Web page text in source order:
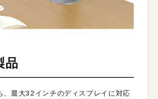
品
、最大32インチのディスプレイに対応